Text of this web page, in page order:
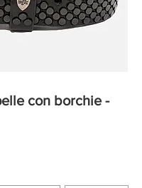
con borchie -